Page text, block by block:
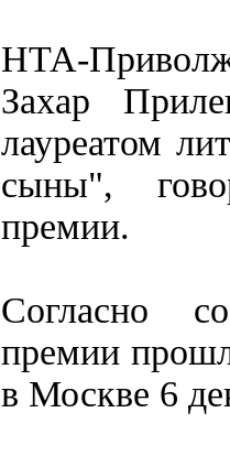
НТА-
Захар
лауреатом
сыны",
премии.
Согласно
премии
в Москве 6